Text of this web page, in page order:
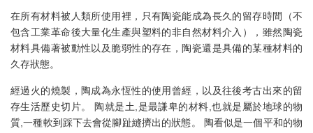
在所有材料被人類所使用裡，只有陶瓷能成為長久的留存時間（不
包含工業革命後大量化生產與塑料的非自然材料介入），雖然陶瓷
材料具備著被動性以及脆弱性的存在，陶瓷還是具備的某種材料的
久存狀態。
經過火的燒製，陶成為永恆性的使用曾經，以及往後考古出來的留
存生活歷史切片。 陶就是土,是最謙卑的材料,也就是屬於地球的物
質,一種軟到踩下去會從腳趾縫擠出的狀態。 陶看似是一個平和的物